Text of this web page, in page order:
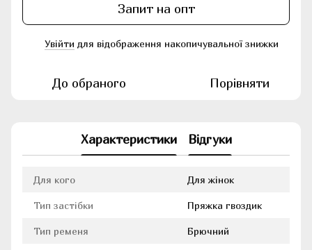
Запит на опт
Увійти для відображення накопичувальної знижки
До обраного Порівняти
Характеристики Відгуки
Для кого Для жінок
Тип застібки Пряжка гвоздик
Тип ременя Брючний